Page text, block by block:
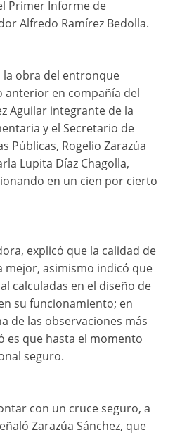
Primer Informe de
Alfredo Ramírez Bedolla.
obra del entronque
anterior en compañía del
Aguilar integrante de la
y el Secretario de
Públicas, Rogelio Zarazúa
Lupita Díaz Chagolla,
en un cien por cierto
explicó que la calidad de
mejor, asimismo indicó que
calculadas en el diseño de
su funcionamiento; en
de las observaciones más
es que hasta el momento
seguro.
con un cruce seguro, a
Zarazúa Sánchez, que